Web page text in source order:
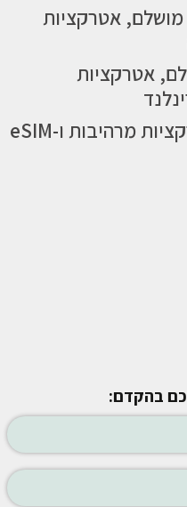
אטרקציות
אטרקציות
אוטילה: נופש מושלם, אטרקציות מרהיבות ו-eSIM
בהקדם: